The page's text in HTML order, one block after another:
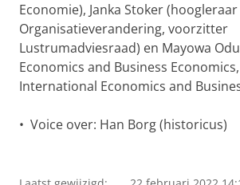
Economie), Janka Stoker
Organisatieverandering, voorzitter
Lustrumadviesraad) en Mayowa
Economics and Business
International Economics and
• Voice over: Han Borg (historicus)